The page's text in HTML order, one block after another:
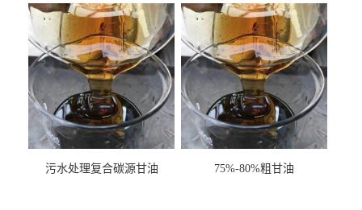
污水处理复合碳源甘油
75%-80%粗甘油